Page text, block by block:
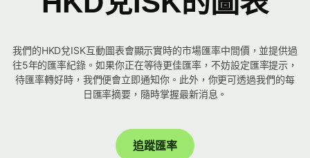
我們的HKD兌ISK互動圖表會顯示實時的市場匯率中間價，並提供過
往5年的匯率紀錄。如果你正在等待更佳匯率，不妨設定匯率提示，
待匯率轉好時，我們便會立即通知你。此外，你更可透過我們的每
日匯率摘要，隨時掌握最新消息。
追蹤匯率